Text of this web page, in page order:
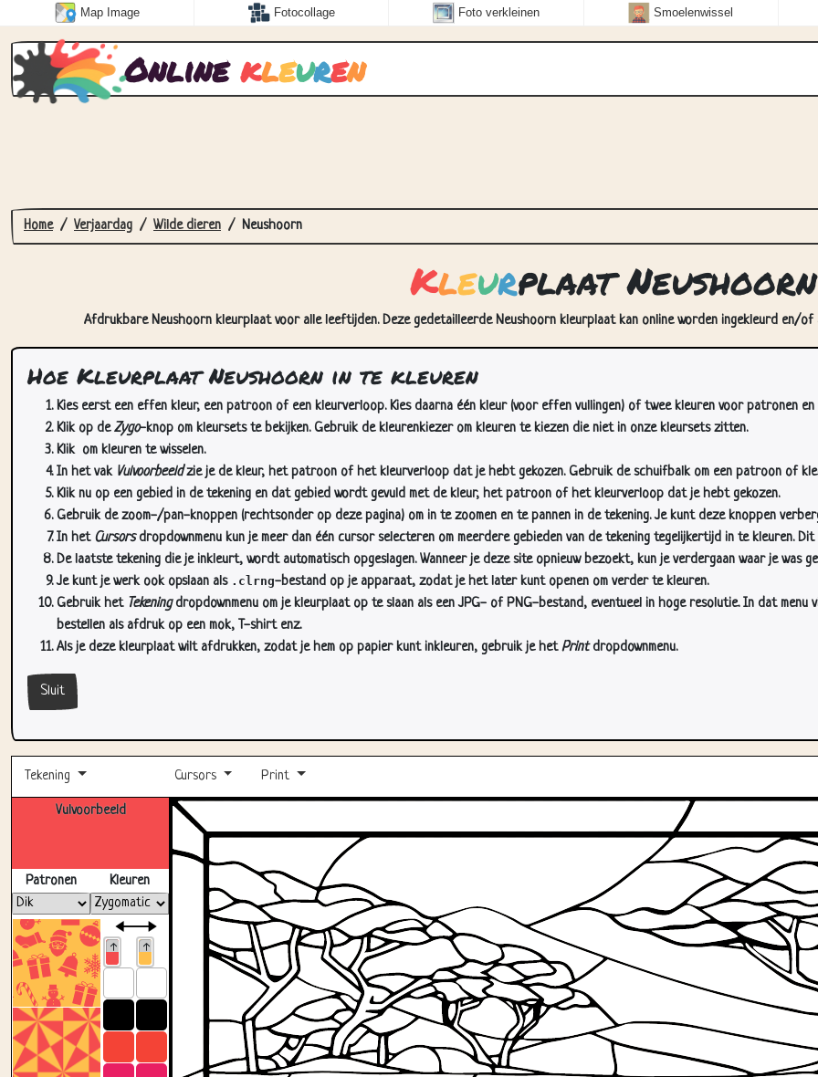
Map Image Fotocollage Foto verkleinen Smoelenwissel
Online kleuren
Home Verjaardag Wilde dieren Neushoorn
Kleurplaat Neushoorn
Afdrukbare Neushoorn kleurplaat voor alle leeftijden. Deze gedetailleerde Neushoorn kleurplaat kan online worden ingekleurd en/
Hoe Kleurplaat Neushoorn in te kleuren
Kies eerst een effen kleur, een patroon of een kleurverloop. Kies daarna één kleur (voor effen vullingen) of twee kleuren voor patronen en
Klik op deZygo-knop om kleursets te bekijken. Gebruik de kleurenkiezer om kleuren te kiezen die niet in onze kleursets zitten.
Klik om kleuren te wisselen.
In het vak Vulvoorbeeldzie je de kleur, het patroon of het kleurverloop dat je hebt gekozen. Gebruik de schuifbalk om een patroon of
Klik nu op een gebied in de tekening en dat gebied wordt gevuld met de kleur, het patroon of het kleurverloop dat je hebt gekozen.
Gebruik de zoom-/pan-knoppen (rechtsonder op deze pagina) om in te zoomen en te pannen in de tekening. Je kunt deze knoppen
In het Cursorsdropdownmenu kun je meer dan één cursor selecteren om meerdere gebieden van de tekening tegelijkertijd in te kleuren. Dit
De laatste tekening die je inkleurt, wordt automatisch opgeslagen. Wanneer je deze site opnieuw bezoekt, kun je verdergaan waar je was
Je kunt je werk ook opslaan als .clrng-bestand op je apparaat, zodat je het later kunt openen om verder te kleuren.
Gebruik het Tekeningdropdownmenu om je kleurplaat op te slaan als een JPG- of PNG-bestand, eventueel in hoge resolutie. In dat
bestellen als afdruk op een mok, T-shirt enz.
Als je deze kleurplaat wilt afdrukken, zodat je hem op papier kunt inkleuren, gebruik je hetPrintdropdownmenu.
Sluit
Tekening Cursors Print
Vulvoorbeeld
Patronen Kleuren